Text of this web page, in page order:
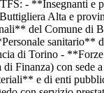
- **Insegnanti e
Alta e
del Comune di
sanitario**
di Torino -
Finanza) con sede
e di enti